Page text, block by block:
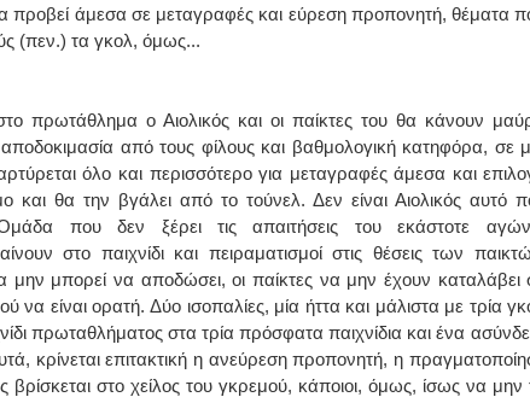
προβεί άμεσα σε μεταγραφές και εύρεση προπονητή, θέματα
(πεν.) τα γκολ, όμως...
πρωτάθλημα ο Αιολικός και οι παίκτες του θα κάνουν
από τους φίλους και βαθμολογική κατηφόρα, σε
όλο και περισσότερο για μεταγραφές άμεσα και
θα την βγάλει από το τούνελ. Δεν είναι Αιολικός αυτό
που δεν ξέρει τις απαιτήσεις του εκάστοτε
στο παιχνίδι και πειραματισμοί στις θέσεις των
μπορεί να αποδώσει, οι παίκτες να μην έχουν καταλάβει
να είναι ορατή. Δύο ισοπαλίες, μία ήττα και μάλιστα με τρία
πρωταθλήματος στα τρία πρόσφατα παιχνίδια και ένα
κρίνεται επιτακτική η ανεύρεση προπονητή, η
στο χείλος του γκρεμού, κάποιοι, όμως, ίσως να μην
ΙΩΑΝΝΗΣ Α. ΜΑΛΛΙΑΣ
Καλλιπόλεως 3,Νέα Σμύρνη,
τηλ:210-9320215
Καβέτσου 10, Μυτιλήνη, τηλ:
2251038065
Χειρουργός Ωτορινολαρυγγολόγος
Έλενα Μπούμπα
Στρατιωτικός Ιατρός
Διδ.Παν.Αθηνών
Διπλωματούχος Ευρ.Ακαδημίας
Πάρνηθας 95-97 Αχαρναί
2102467085 & 6938502258
email- elenboumpa@gmail.com